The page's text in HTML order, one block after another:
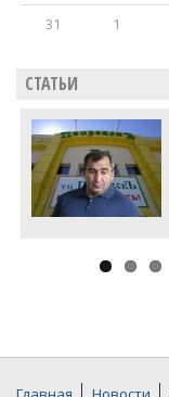
31
1
СТАТЬИ